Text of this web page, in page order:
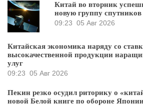
Китай во вторник
новую группу спутников
09:23 05 Авг 2026
Китайская экономика наряду со
высокачественной продукции
улуг
09:23 05 Авг 2026
Пекин резко осудил риторику о
новой Белой книге по обороне